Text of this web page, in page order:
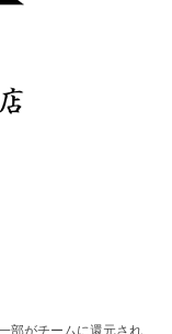
部がチームに還元され